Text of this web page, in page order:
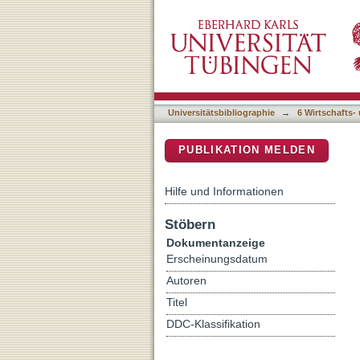
Für die
Lernens
Universitätsbibliographie → 6 Wirtschafts-
PUBLIKATION MELDEN
Hilfe und Informationen
Stöbern
Dokumentanzeige
Erscheinungsdatum
Autoren
Titel
DDC-Klassifikation